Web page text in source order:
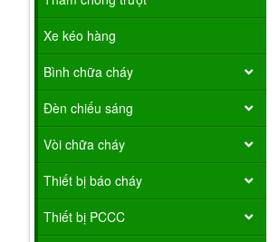
Xe kéo hàng
Bình chữa cháy
Đèn chiếu sáng
Vòi chữa cháy
Thiết bị báo cháy
Thiết bị PCCC